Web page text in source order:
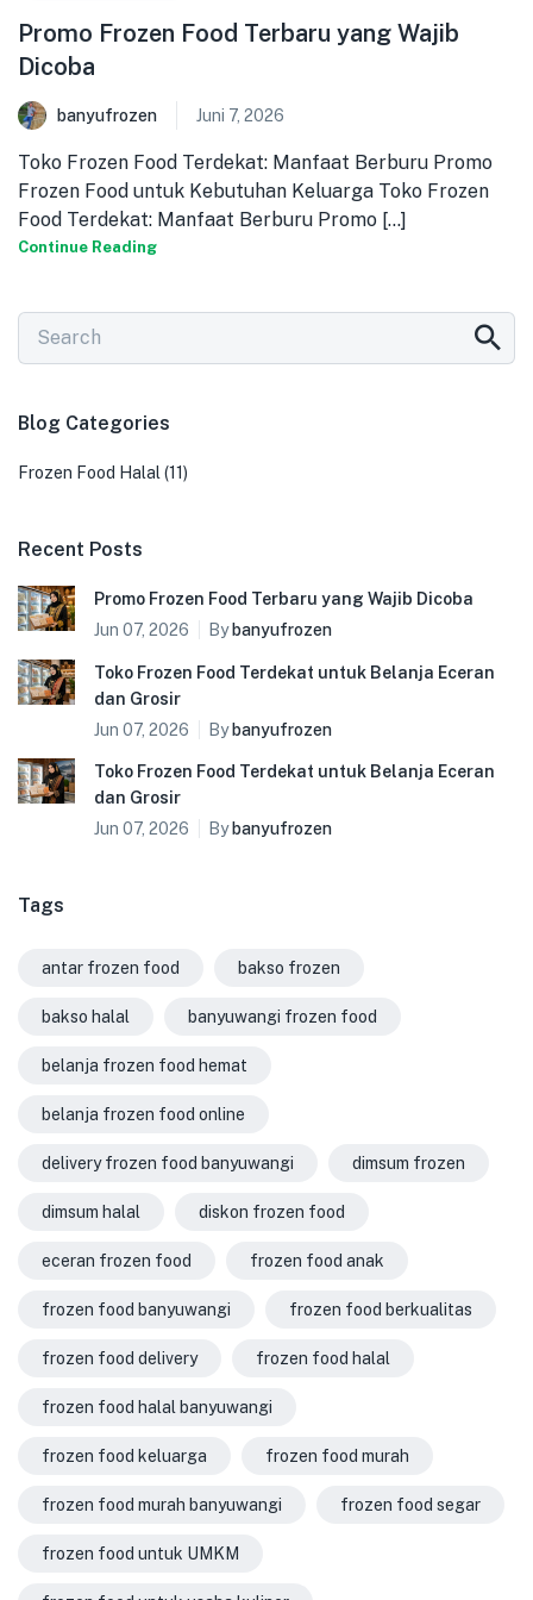
Promo Frozen Food Terbaru yang Wajib
Dicoba
banyufrozen Juni 7, 2026
Toko Frozen Food Terdekat: Manfaat Berburu Promo
Frozen Food untuk Kebutuhan Keluarga Toko Frozen
Food Terdekat: Manfaat Berburu Promo [...]
Continue Reading
Blog Categories
Frozen Food Halal (11)
Recent Posts
Promo Frozen Food Terbaru yang Wajib Dicoba
Jun 07, 2026
Bybanyufrozen
Toko Frozen Food Terdekat untuk Belanja Eceran
dan Grosir
Jun 07, 2026
By banyufrozen
Toko Frozen Food Terdekat untuk Belanja Eceran
dan Grosir
Jun 07, 2026
By banyufrozen
Tags
antar frozen food bakso frozen
bakso halal banyuwangi frozen food
belanja frozen food hemat
belanja frozen food online
delivery frozen food banyuwangi dimsum frozen
dimsum halal diskon frozen food
eceran frozen food frozen food anak
frozen food banyuwangi frozen food berkualitas
frozen food delivery frozen food halal
frozen food halal banyuwangi
frozen food keluarga frozen food murah
frozen food murah banyuwangi frozen food segar
frozen food untuk UMKM